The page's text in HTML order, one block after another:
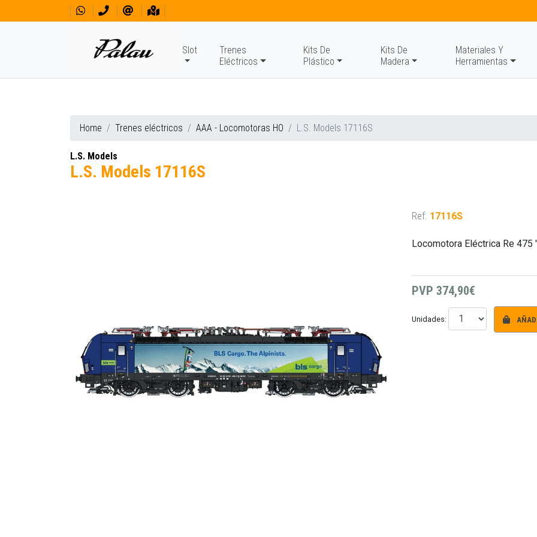
Slot
Trenes
Eléctricos
Kits De
Plástico
Kits De
Madera
Materiales Y
Herramientas
Home Trenes eléctricos AAA - Locomotoras HO L.S. Models 17116S
L.S. Models
L.S. Models 17116S
Ref. 17116S
Locomotora Eléctrica Re 475
PVP 374,90€
Unidades: